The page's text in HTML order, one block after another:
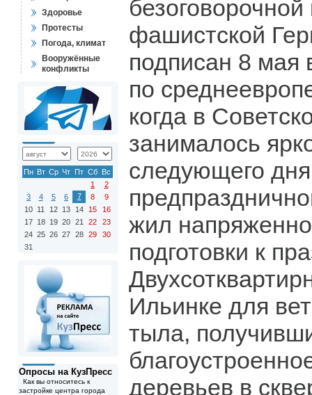
Здоровье
Протесты
Погода, климат
Вооружённые
конфликты
Пн Вт Ср Чт Пт Сб Вс
1
2
3
4 5 6 7 8
9
10 11 12 13 14 15
16
17 18 19 20 21 22
23
24 25 26 27 28 29
30
31
Опросы на КузПресс
Как вы относитесь к
застройке центра города
фашистской
подписан 8 мая
по
когда в
занималось
следующего
жил
подготовки к
Ильинке для
тыла,
деревьев в